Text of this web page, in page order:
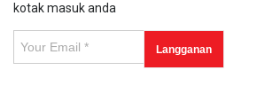
kotak masuk anda